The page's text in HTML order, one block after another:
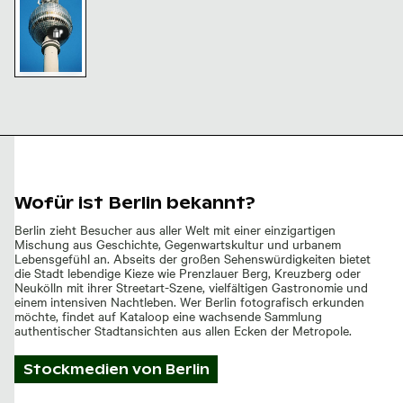
Fernsehturm
vor klarem
Himmel
Himmel
Wofür ist Berlin bekannt?
Berlin zieht Besucher aus aller Welt mit einer einzigartigen
Mischung aus Geschichte, Gegenwartskultur und urbanem
Lebensgefühl an. Abseits der großen Sehenswürdigkeiten bietet
die Stadt lebendige Kieze wie Prenzlauer Berg, Kreuzberg oder
Neukölln mit ihrer Streetart-Szene, vielfältigen Gastronomie und
einem intensiven Nachtleben. Wer Berlin fotografisch erkunden
möchte, findet auf Kataloop eine wachsende Sammlung
authentischer Stadtansichten aus allen Ecken der Metropole.
Stockmedien von Berlin